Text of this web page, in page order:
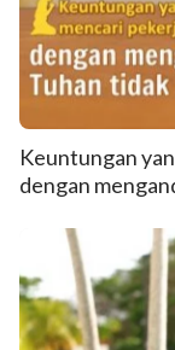
Keuntungan
dengan